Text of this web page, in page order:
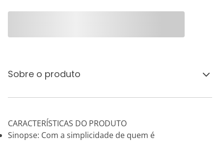
Sobre o produto
CARACTERÍSTICAS DO PRODUTO
Sinopse: Com a simplicidade de quem é